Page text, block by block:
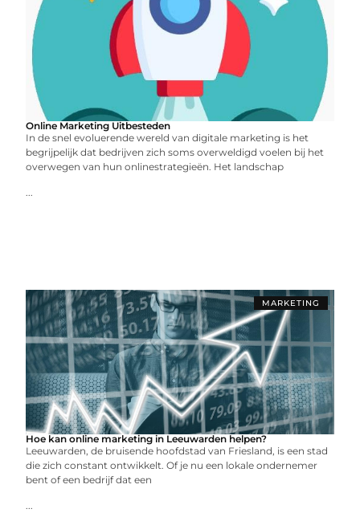
Online Marketing Uitbesteden
In de snel evoluerende wereld van digitale marketing is het
begrijpelijk dat bedrijven zich soms overweldigd voelen bij het
overwegen van hun onlinestrategieën. Het landschap
...
MARKETING
Hoe kan online marketing in Leeuwarden helpen?
Leeuwarden, de bruisende hoofdstad van Friesland, is een stad
die zich constant ontwikkelt. Of je nu een lokale ondernemer
bent of een bedrijf dat een
...